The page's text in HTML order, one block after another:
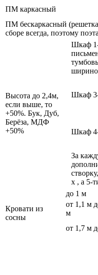
ПМ каркасный
ПМ бескаркасный
сборе всегда, поэтому
Высота до 2,4м,
если выше, то
+50%. Бук, Дуб,
Берёза, МДФ
+50%
Шкаф 1-
Шкаф
Шкаф
За
х , а 5-
Кровати из
сосны
до 1 м
от 1,1 м
м
от 1,7 м